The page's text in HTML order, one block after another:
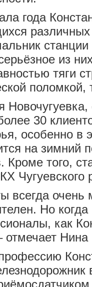
года
различных
из
тяги
30
особенно в
на зимний
Кроме того,
Чугуевского
всегда
Но
как
отмечает